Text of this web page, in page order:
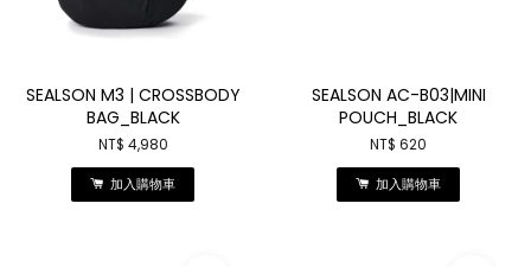
SEALSON M3 | CROSSBODY
BAG_BLACK
NT$ 4,980
加入購物車
SEALSON AC-B03|MINI
POUCH_BLACK
NT$ 620
加入購物車